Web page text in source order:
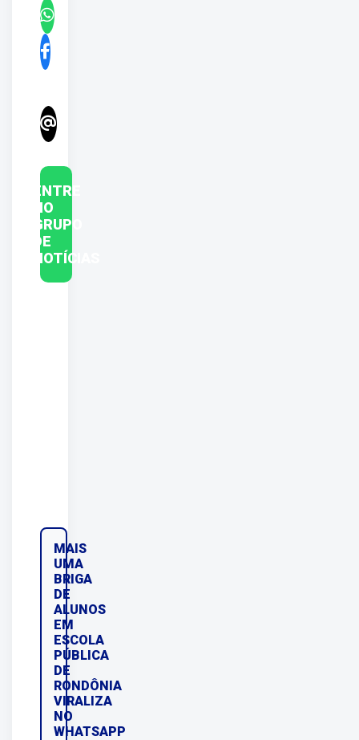
ENTRE
NO
GRUPO
DE
NOTÍCIAS
MAIS
UMA
BRIGA
DE
ALUNOS
EM
ESCOLA
PÚBLICA
DE
RONDÔNIA
VIRALIZA
NO
WHATSAPP